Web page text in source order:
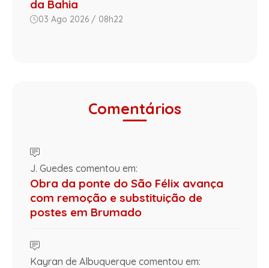
da Bahia
03 Ago 2026 / 08h22
Comentários
J. Guedes comentou em:
Obra da ponte do São Félix avança
com remoção e substituição de
postes em Brumado
Kayran de Albuquerque comentou em: